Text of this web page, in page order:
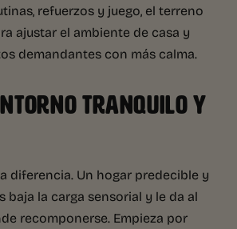
refuerzos y juego, el terreno
ajustar el ambiente de casa y
demandantes con más calma.
TRANQUILO Y
diferencia. Un hogar predecible y
baja la carga sensorial y le da al
recomponerse. Empieza por